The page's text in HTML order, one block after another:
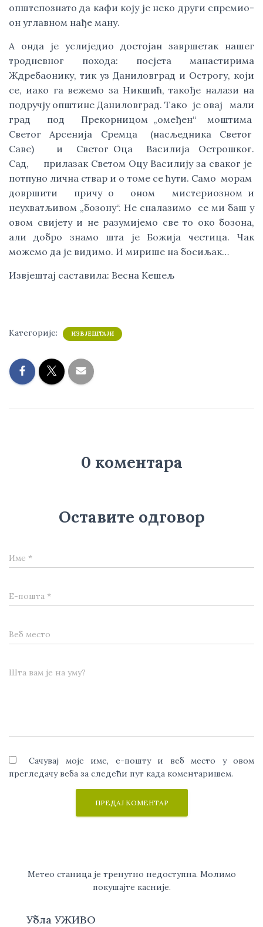
општепознато да кафи коју је неко други спремио-
он углавном нађе ману.
А онда је услиједио достојан завршетак нашег
тродневног похода: посјета манастирима
Ждребаонику, тик уз Даниловград и Острогу, који
се, иако га вежемо за Никшић, такође налази на
подручју општине Даниловград. Тако је овај мали
град под Прекорницом „омеђен“ моштима
Светог Арсенија Сремца (насљедника Светог
Саве) и Светог Оца Василија Острошког.
Сад, прилазак Светом Оцу Василију за сваког је
потпуно лична ствар и о томе се ћути. Само морам
довршити причу о оном мистериозном и
неухватљивом „бозону“. Не сналазимо се ми баш у
овом свијету и не разумијемо све то око бозона,
али добро знамо шта је Божија честица. Чак
можемо да је видимо. И мирише на босиљак…
Извјештај саставила: Весна Кешељ
Категорије: ИЗВЈЕШТАЈИ
0 коментара
Оставите одговор
Име *
Е-пошта *
Веб место
Шта вам је на уму?
Сачувај моје име, е-пошту и веб место у овом
прегледачу веба за следећи пут када коментаришем.
Метео станица је тренутно недоступна. Молимо
покушајте касније.
Убла УЖИВО